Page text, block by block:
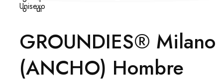
Unisexo
GROUNDIES® Milano
(ANCHO) Hombre